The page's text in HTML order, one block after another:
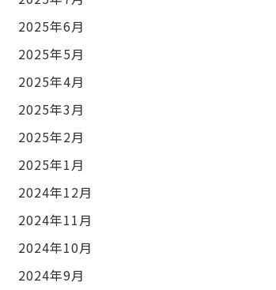
2025年6月
2025年5月
2025年4月
2025年3月
2025年2月
2025年1月
2024年12月
2024年11月
2024年10月
2024年9月